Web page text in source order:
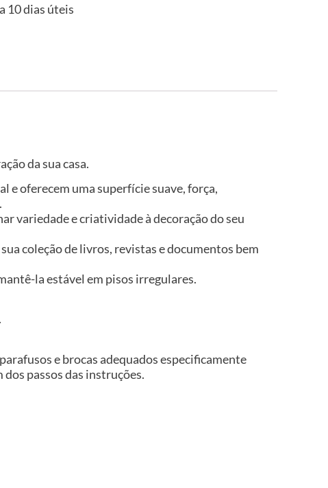
10 dias úteis
da sua casa.
e oferecem uma superfície suave, força,
variedade e criatividade à decoração do seu
coleção de livros, revistas e documentos bem
la estável em pisos irregulares.
e brocas adequados especificamente
dos passos das instruções.